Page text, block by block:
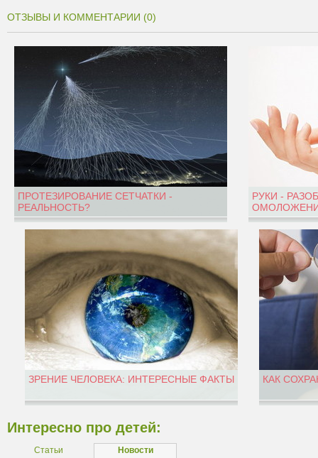
ОТЗЫВЫ И КОММЕНТАРИИ (0)
ПРОТЕЗИРОВАНИЕ СЕТЧАТКИ -
РЕАЛЬНОСТЬ?
РУКИ -
ЗРЕНИЕ ЧЕЛОВЕКА: ИНТЕРЕСНЫЕ ФАКТЫ КАК
Интересно про детей:
Статьи Новости